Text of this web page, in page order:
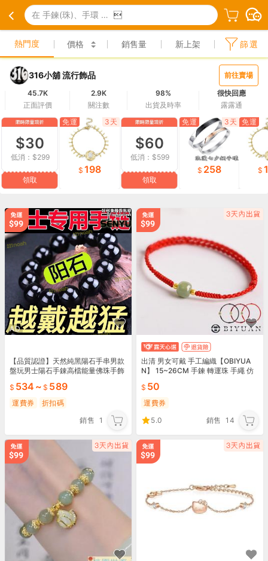
在 手鍊(珠)、手環 中搜尋 
熱門度 價格 銷售量 新上架 篩選
316小舖 流行飾品
前往賣場
45.7K
正面評價
2.9K
關注數
98%
出貨及時率
很快回應
露露通
$30
低消：$299
領取
免運 3天
198
$60
低消：$599
領取
免運 3天
258
免運
AD
【品質認證】天然純黑陽石手串男款
盤玩男士陽石手錬高檔能量佛珠手飾
物市集
534 ~ 589
運費券
折扣碼
銷售 1
出清 男女可戴 手工編織【OBIYUA
N】 15~26CM 手鍊 轉運珠 手繩 仿
50
運費券
5.0
銷售 14